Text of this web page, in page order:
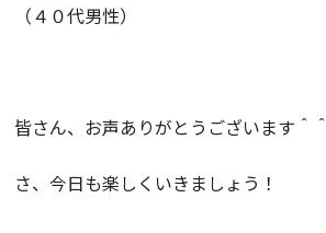
（４０代男性）
皆さん、お声ありがとうございます＾＾
さ、今日も楽しくいきましょう！